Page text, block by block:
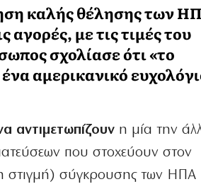
καλής θέλησης των
αγορές, με τις τιμές του
σχολίασε ότι «το
αμερικανικό
αντιμετωπίζουν η μία την
που στοχεύουν στον
στιγμή) σύγκρουσης των ΗΠΑ